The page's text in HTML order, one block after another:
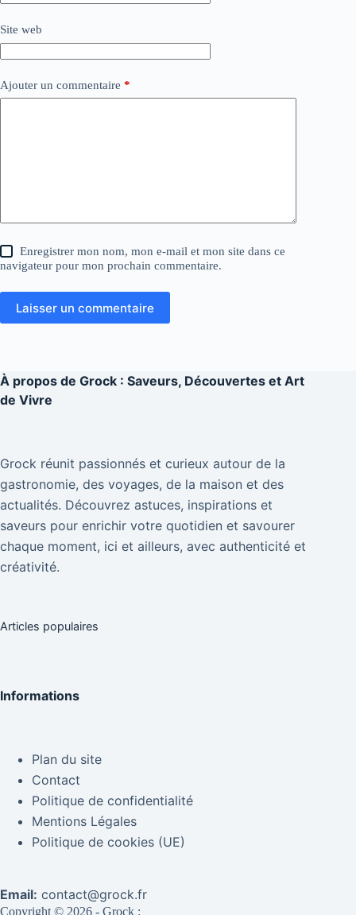
Site web
Ajouter un commentaire *
Enregistrer mon nom, mon e-mail et mon site dans ce
navigateur pour mon prochain commentaire.
Laisser un commentaire
À propos de Grock : Saveurs, Découvertes et Art
de Vivre
Grock réunit passionnés et curieux autour de la
gastronomie, des voyages, de la maison et des
actualités. Découvrez astuces, inspirations et
saveurs pour enrichir votre quotidien et savourer
chaque moment, ici et ailleurs, avec authenticité et
créativité.
Articles populaires
Informations
Plan du site
Contact
Politique de confidentialité
Mentions Légales
Politique de cookies (UE)
Email: contact@grock.fr
Copyright © 2026 - Grock :